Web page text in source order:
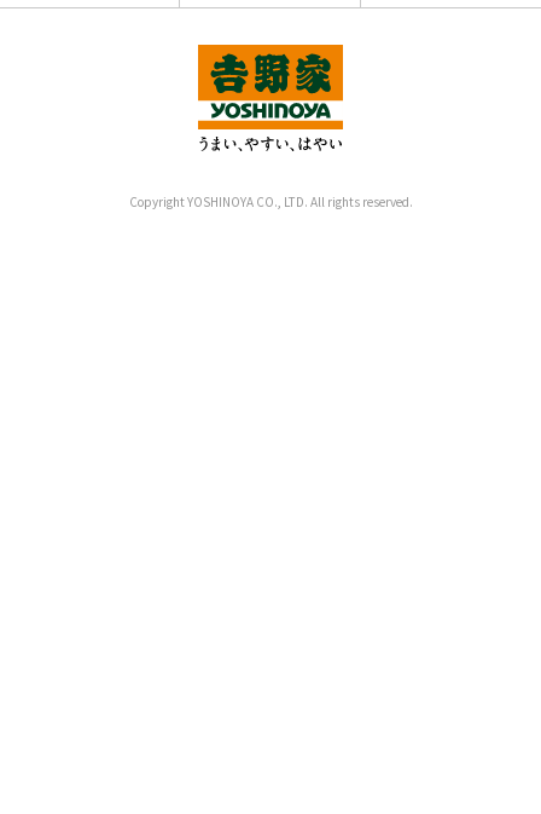
Copyright YOSHINOYA CO., LTD. All rights reserved.